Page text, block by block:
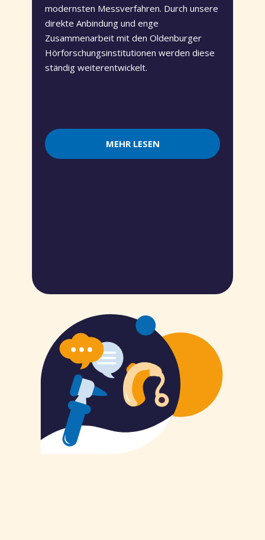
modernsten Messverfahren. Durch unsere
direkte Anbindung und enge
Zusammenarbeit mit den Oldenburger
Hörforschungsinstitutionen werden diese
ständig weiterentwickelt.
MEHR LESEN